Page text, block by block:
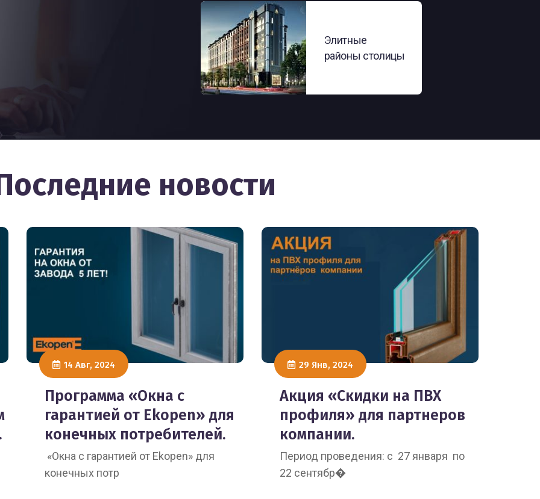
Элитные
районы столицы
новости
14 Авг, 2024
Программа «Окна с
гарантией от Ekopen» для
конечных потребителей.
«Окна с гарантией от Ekopen» для
конечных потр
29 Янв, 2024
Акция «Скидки на ПВХ
профиля» для партнеров
компании.
Период проведения: с 27 января по
22 сентябр�